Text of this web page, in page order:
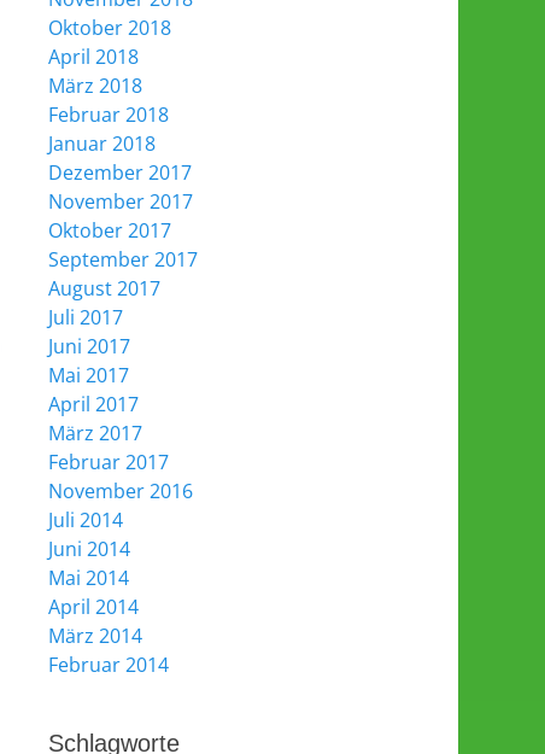
Oktober 2018
April 2018
März 2018
Februar 2018
Januar 2018
Dezember 2017
November 2017
Oktober 2017
September 2017
August 2017
Juli 2017
Juni 2017
Mai 2017
April 2017
März 2017
Februar 2017
November 2016
Juli 2014
Juni 2014
Mai 2014
April 2014
März 2014
Februar 2014
Schlagworte